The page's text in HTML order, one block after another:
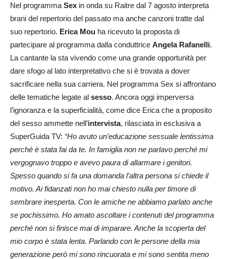
Nel programma Sex in onda su Raitre dal 7 agosto interpreta
brani del repertorio del passato ma anche canzoni tratte dal
suo repertorio. Erica Mou ha ricevuto la proposta di
partecipare al programma dalla conduttrice Angela Rafanelli.
La cantante la sta vivendo come una grande opportunità per
dare sfogo al lato interpretativo che si è trovata a dover
sacrificare nella sua carriera. Nel programma Sex si affrontano
delle tematiche legate al sesso. Ancora oggi imperversa
l’ignoranza e la superficialità, come dice Erica che a proposito
del sesso ammette nell’intervista, rilasciata in esclusiva a
SuperGuida TV: “Ho avuto un’educazione sessuale lentissima
perché è stata fai da te. In famiglia non ne parlavo perché mi
vergognavo troppo e avevo paura di allarmare i genitori.
Spesso quando si fa una domanda l’altra persona si chiede il
motivo. Ai fidanzati non ho mai chiesto nulla per timore di
sembrare inesperta. Con le amiche ne abbiamo parlato anche
se pochissimo. Ho amato ascoltare i contenuti del programma
perché non si finisce mai di imparare. Anche la scoperta del
mio corpo è stata lenta. Parlando con le persone della mia
generazione però mi sono rincuorata e mi sono sentita meno